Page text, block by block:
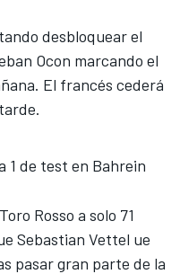
desbloquear el
Ocon marcando el
El francés cederá
1 de test en Bahrein
Rosso a solo 71
Sebastian Vettel ue
pasar gran parte de la